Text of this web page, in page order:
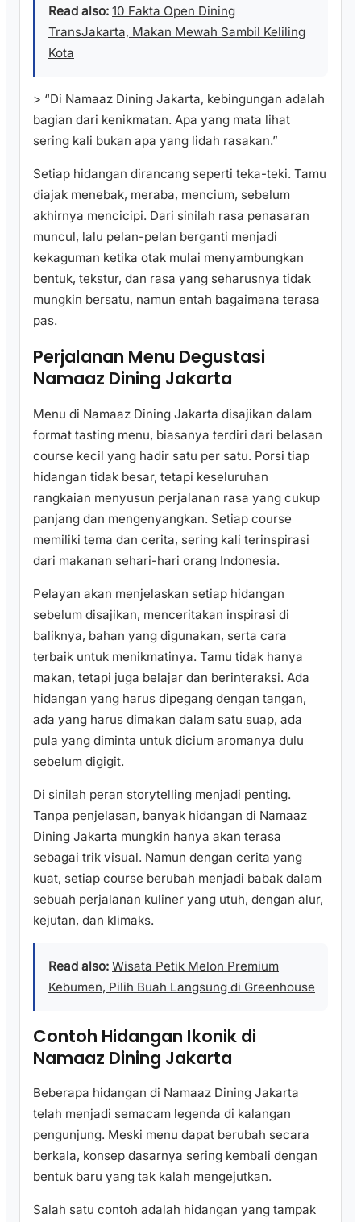
Read also: 10 Fakta Open Dining
TransJakarta, Makan Mewah Sambil Keliling
Kota
> “Di Namaaz Dining Jakarta, kebingungan adalah
bagian dari kenikmatan. Apa yang mata lihat
sering kali bukan apa yang lidah rasakan.”
Setiap hidangan dirancang seperti teka-teki. Tamu
diajak menebak, meraba, mencium, sebelum
akhirnya mencicipi. Dari sinilah rasa penasaran
muncul, lalu pelan-pelan berganti menjadi
kekaguman ketika otak mulai menyambungkan
bentuk, tekstur, dan rasa yang seharusnya tidak
mungkin bersatu, namun entah bagaimana terasa
pas.
Perjalanan Menu Degustasi
Namaaz Dining Jakarta
Menu di Namaaz Dining Jakarta disajikan dalam
format tasting menu, biasanya terdiri dari belasan
course kecil yang hadir satu per satu. Porsi tiap
hidangan tidak besar, tetapi keseluruhan
rangkaian menyusun perjalanan rasa yang cukup
panjang dan mengenyangkan. Setiap course
memiliki tema dan cerita, sering kali terinspirasi
dari makanan sehari-hari orang Indonesia.
Pelayan akan menjelaskan setiap hidangan
sebelum disajikan, menceritakan inspirasi di
baliknya, bahan yang digunakan, serta cara
terbaik untuk menikmatinya. Tamu tidak hanya
makan, tetapi juga belajar dan berinteraksi. Ada
hidangan yang harus dipegang dengan tangan,
ada yang harus dimakan dalam satu suap, ada
pula yang diminta untuk dicium aromanya dulu
sebelum digigit.
Di sinilah peran storytelling menjadi penting.
Tanpa penjelasan, banyak hidangan di Namaaz
Dining Jakarta mungkin hanya akan terasa
sebagai trik visual. Namun dengan cerita yang
kuat, setiap course berubah menjadi babak dalam
sebuah perjalanan kuliner yang utuh, dengan alur,
kejutan, dan klimaks.
Read also: Wisata Petik Melon Premium
Kebumen, Pilih Buah Langsung di Greenhouse
Contoh Hidangan Ikonik di
Namaaz Dining Jakarta
Beberapa hidangan di Namaaz Dining Jakarta
telah menjadi semacam legenda di kalangan
pengunjung. Meski menu dapat berubah secara
berkala, konsep dasarnya sering kembali dengan
bentuk baru yang tak kalah mengejutkan.
Salah satu contoh adalah hidangan yang tampak